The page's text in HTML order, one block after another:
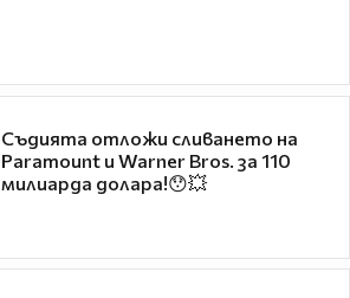
Съдията отложи сливането на
Paramount и Warner Bros. за 110
милиарда долара!😯💥